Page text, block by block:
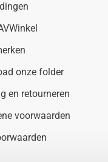
onze folder
en retourneren
voorwaarden